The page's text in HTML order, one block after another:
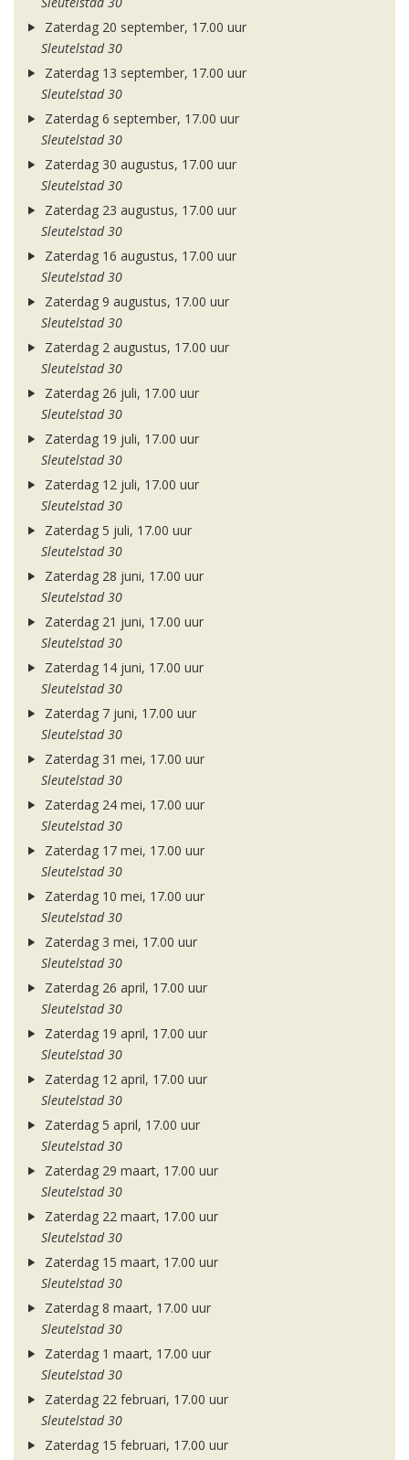
Zaterdag 20 september, 17.00 uur
Sleutelstad 30
Zaterdag 13 september, 17.00 uur
Sleutelstad 30
Zaterdag 6 september, 17.00 uur
Sleutelstad 30
Zaterdag 30 augustus, 17.00 uur
Sleutelstad 30
Zaterdag 23 augustus, 17.00 uur
Sleutelstad 30
Zaterdag 16 augustus, 17.00 uur
Sleutelstad 30
Zaterdag 9 augustus, 17.00 uur
Sleutelstad 30
Zaterdag 2 augustus, 17.00 uur
Sleutelstad 30
Zaterdag 26 juli, 17.00 uur
Sleutelstad 30
Zaterdag 19 juli, 17.00 uur
Sleutelstad 30
Zaterdag 12 juli, 17.00 uur
Sleutelstad 30
Zaterdag 5 juli, 17.00 uur
Sleutelstad 30
Zaterdag 28 juni, 17.00 uur
Sleutelstad 30
Zaterdag 21 juni, 17.00 uur
Sleutelstad 30
Zaterdag 14 juni, 17.00 uur
Sleutelstad 30
Zaterdag 7 juni, 17.00 uur
Sleutelstad 30
Zaterdag 31 mei, 17.00 uur
Sleutelstad 30
Zaterdag 24 mei, 17.00 uur
Sleutelstad 30
Zaterdag 17 mei, 17.00 uur
Sleutelstad 30
Zaterdag 10 mei, 17.00 uur
Sleutelstad 30
Zaterdag 3 mei, 17.00 uur
Sleutelstad 30
Zaterdag 26 april, 17.00 uur
Sleutelstad 30
Zaterdag 19 april, 17.00 uur
Sleutelstad 30
Zaterdag 12 april, 17.00 uur
Sleutelstad 30
Zaterdag 5 april, 17.00 uur
Sleutelstad 30
Zaterdag 29 maart, 17.00 uur
Sleutelstad 30
Zaterdag 22 maart, 17.00 uur
Sleutelstad 30
Zaterdag 15 maart, 17.00 uur
Sleutelstad 30
Zaterdag 8 maart, 17.00 uur
Sleutelstad 30
Zaterdag 1 maart, 17.00 uur
Sleutelstad 30
Zaterdag 22 februari, 17.00 uur
Sleutelstad 30
Zaterdag 15 februari, 17.00 uur